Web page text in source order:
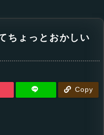
ょっとおかしい
Copy